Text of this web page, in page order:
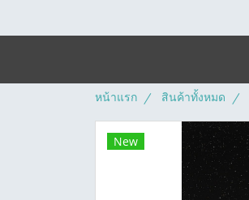
หน้าแรก สินค้าทั้งหมด
New